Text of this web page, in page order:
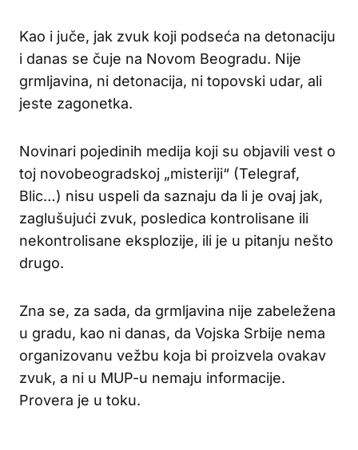
Kao i juče, jak zvuk koji podseća na detonaciju
i danas se čuje na Novom Beogradu. Nije
grmljavina, ni detonacija, ni topovski udar, ali
jeste zagonetka.
Novinari pojedinih medija koji su objavili vest o
toj novobeogradskoj „misteriji“ (Telegraf,
Blic…) nisu uspeli da saznaju da li je ovaj jak,
zaglušujući zvuk, posledica kontrolisane ili
nekontrolisane eksplozije, ili je u pitanju nešto
drugo.
Zna se, za sada, da grmljavina nije zabeležena
u gradu, kao ni danas, da Vojska Srbije nema
organizovanu vežbu koja bi proizvela ovakav
zvuk, a ni u MUP-u nemaju informacije.
Provera je u toku.